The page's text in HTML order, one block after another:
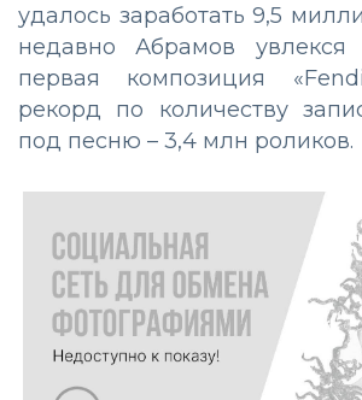
удалось заработать 9,5
недавно Абрамов увлекся
первая композиция
рекорд по количеству
под песню – 3,4 млн роликов.